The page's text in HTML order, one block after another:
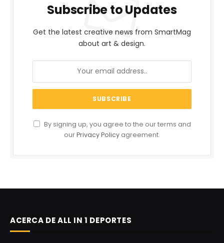
Subscribe to Updates
Get the latest creative news from SmartMag
about art & design.
By signing up, you agree to the our terms and
ourPrivacy Policy agreement.
ACERCA DE ALL IN 1 DEPORTES